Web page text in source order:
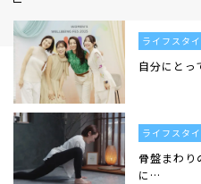
ライフスタ
自分にと
ライフスタ
骨盤まわり
に…